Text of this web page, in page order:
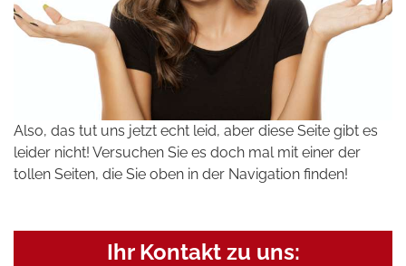
Also, das tut uns jetzt echt leid, aber diese Seite gibt es
leider nicht! Versuchen Sie es doch mal mit einer der
tollen Seiten, die Sie oben in der Navigation finden!
Ihr Kontakt zu uns: